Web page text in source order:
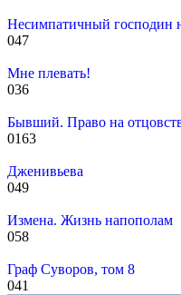
Несимпатичный господин
047
Мне плевать!
036
Бывший. Право на
0163
Дженивьева
049
Измена. Жизнь напополам
058
Граф Суворов, том 8
041